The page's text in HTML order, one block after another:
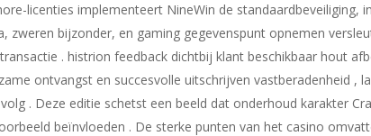
licenties implementeert NineWin de standaardbeveiliging,
zweren bijzonder, en gaming gegevenspunt opnemen
. histrion feedback dichtbij klant beschikbaar hout
ontvangst en succesvolle uitschrijven vastberadenheid
. Deze editie schetst een beeld dat onderhoud karakter
beïnvloeden . De sterke punten van het casino